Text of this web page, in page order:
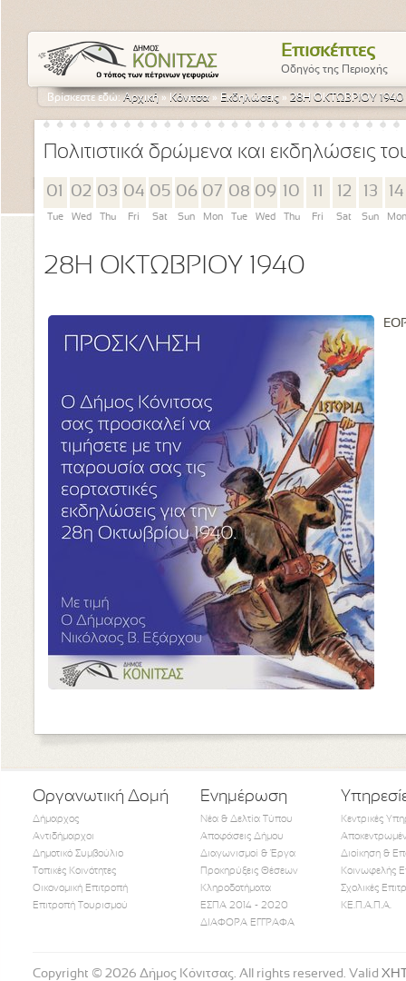
Επισκέπτες
Οδηγός της Περιοχής
Βρίσκεστε εδώ:Αρχική » Κόνιτσα » Εκδηλώσεις » 28Η ΟΚΤΩΒΡΙΟΥ 1940
Πολιτιστικά δρώμενα και εκδηλώσεις
01
Tue
02
Wed
03
Thu
04
Fri
05
Sat
06
Sun
07
Mon
08
Tue
09
Wed
10
Thu Fri
12
Sat
13
Sun
14
Mon
28Η ΟΚΤΩΒΡΙΟΥ 1940
Οργανωτική Δομή
Δήμαρχος
Αντιδήμαρχοι
Δημοτικό Συμβούλιο
Τοπικές Κοινότητες
Οικονομική Επιτροπή
Επιτροπή Τουρισμού
Ενημέρωση
Νέα & Δελτία Τύπου
Αποφάσεις Δήμου
Διαγωνισμοί & Έργα
Προκηρύξεις Θέσεων
Κληροδοτήματα
ΕΣΠΑ 2014 - 2020
ΔΙΑΦΟΡΑ ΕΓΓΡΑΦΑ
Κεντρικές
Διοίκηση &
Κοινωφελής
Σχολικές
ΚΕ.Π.Α.Π.Α.
Follow Us
Copyright © 2026 Δήμος Κόνιτσας. All rights reserved. Valid